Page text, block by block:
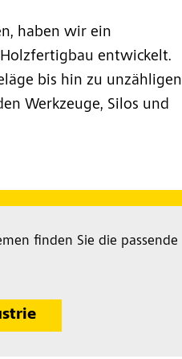
haben wir ein
entwickelt.
bis hin zu unzähligen
Werkzeuge, Silos und
finden Sie die passende